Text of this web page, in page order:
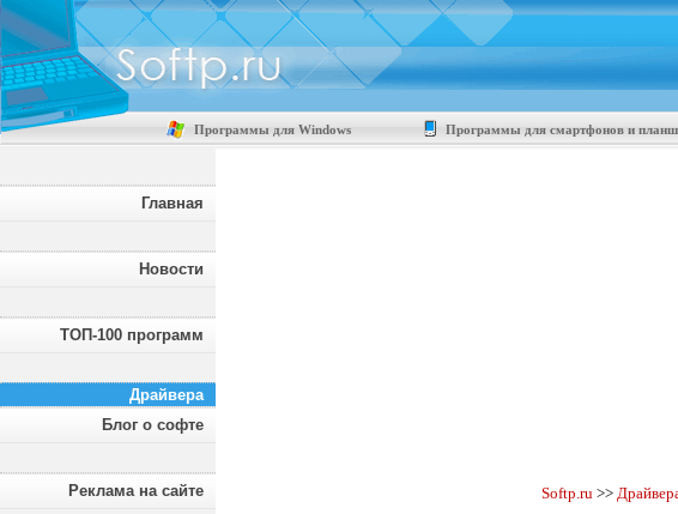
Программы для Windows Программы для смартфонов и
Главная
Новости
ТОП-100 программ
Драйвера
Блог о софте
Реклама на сайте Softp.ru >>